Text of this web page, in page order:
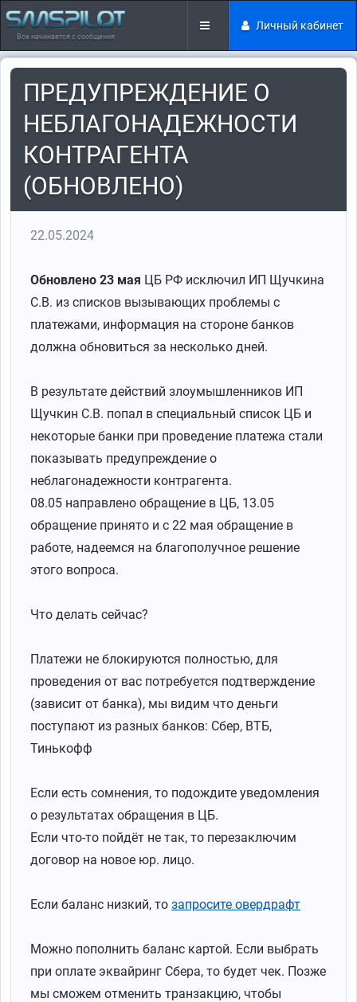
Все начинается с сообщения
Личный кабинет
ПРЕДУПРЕЖДЕНИЕ О
НЕБЛАГОНАДЕЖНОСТИ
КОНТРАГЕНТА
(ОБНОВЛЕНО)
22.05.2024
Обновлено 23 мая ЦБ РФ исключил ИП Щучкина
С.В. из списков вызывающих проблемы с
платежами, информация на стороне банков
должна обновиться за несколько дней.
В результате действий злоумышленников ИП
Щучкин С.В. попал в специальный список ЦБ и
некоторые банки при проведение платежа стали
показывать предупреждение о
неблагонадежности контрагента.
08.05 направлено обращение в ЦБ, 13.05
обращение принято и с 22 мая обращение в
работе, надеемся на благополучное решение
этого вопроса.
Что делать сейчас?
Платежи не блокируются полностью, для
проведения от вас потребуется подтверждение
(зависит от банка), мы видим что деньги
поступают из разных банков: Сбер, ВТБ,
Тинькофф
Если есть сомнения, то подождите уведомления
о результатах обращения в ЦБ.
Если что-то пойдёт не так, то перезаключим
договор на новое юр. лицо.
Если баланс низкий, то запросите овердрафт
Можно пополнить баланс картой. Если выбрать
при оплате эквайринг Сбера, то будет чек. Позже
мы сможем отменить транзакцию, чтобы